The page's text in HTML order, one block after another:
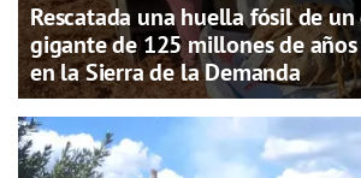
Rescatada una huella fósil de
gigante de 125 millones de
en la Sierra de la Demanda